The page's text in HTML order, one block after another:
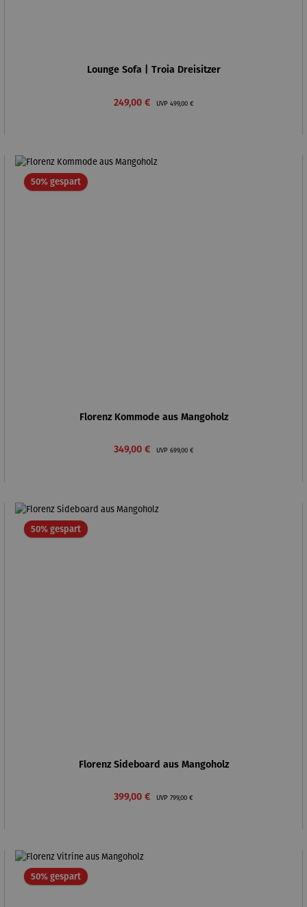
Lounge Sofa | Troia Dreisitzer
Verkaufspreis:
249,00 € UVP Regulärer Preis:
499,00 €
50% gespartRabatt
Florenz Kommode aus Mangoholz
Verkaufspreis:
349,00 € UVP Regulärer Preis:
699,00 €
50% gespartRabatt
Florenz Sideboard aus Mangoholz
Verkaufspreis:
399,00 € UVP Regulärer Preis:
799,00 €
50% gespartRabatt